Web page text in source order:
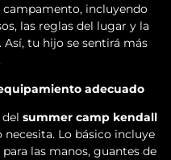
incluyendo
las reglas del lugar y la
tu hijo se sentirá más
adecuado
summer camp kendall
Lo básico incluye
las manos, guantes de